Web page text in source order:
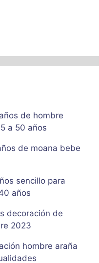
de hombre
a 50 años
de moana bebe
sencillo para
años
decoración de
2023
hombre araña